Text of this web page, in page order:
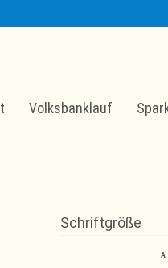
Volksbanklauf
Schriftgröße
A